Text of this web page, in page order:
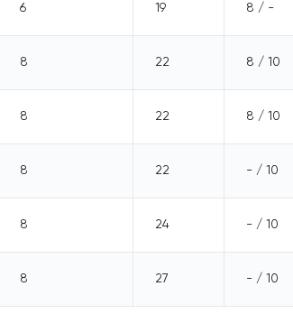
6 19 8 / -
8 22 8 / 10
8 22 8 / 10
8 22 - / 10
8 24 - / 10
8 27 - / 10